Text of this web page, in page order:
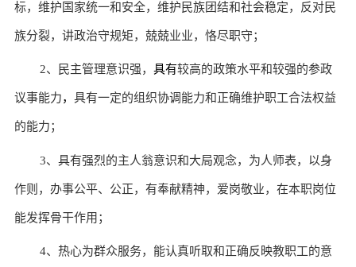
标， 维护国家统一和安全，维护民族团结和社会稳定，反对民
族分裂， 讲政治守规矩，兢兢业业，恪尽职守；
2、民主管理意识强， 具有较高的政策水平和较强的参政
议事能力， 具有一定的组织协调能力和正确维护职工合法权益
的能力；
3、具有强烈的主人翁意识和大局观念，为人师表，以身
作则，办事公平、公正，有奉献精神， 爱岗敬业，在本职岗位
能发挥骨干作用；
4、热心为群众服务，能认真听取和正确反映教职工的意